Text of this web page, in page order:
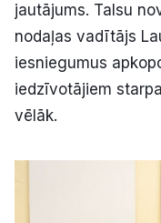
jautājums. Talsu
nodaļas vadītājs
iesniegumus
iedzīvotājiem
vēlāk.